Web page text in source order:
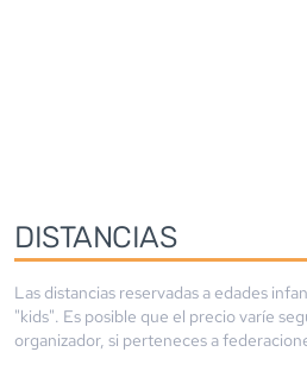
DISTANCIAS
Las distancias reservadas a edades
"kids". Es posible que el precio varíe
organizador, si perteneces a